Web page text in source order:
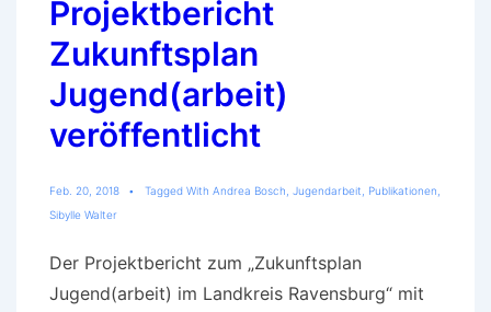
Projektbericht
Zukunftsplan
Jugend(arbeit)
veröffentlicht
Feb. 20, 2018 Tagged With Andrea Bosch Jugendarbeit Publikationen
Sibylle Walter
Der Projektbericht zum „Zukunftsplan
Jugend(arbeit) im Landkreis Ravensburg“ mit